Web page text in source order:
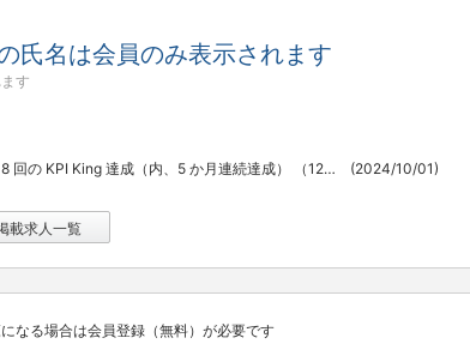
氏名は会員のみ表示されます
す
【社内表彰等】 ・年 8 回の KPI King 達成（内、5 か月連続達成） （120 名のコンサルタント中 1 名のみ達成 2023 年） ・日本法人社長との褒賞ランチ ・2024 年 経営陣と成績上位 のコンサルタントで行く 某アジアへの 褒賞旅行 (2024/10/01)
載求人一覧
なる場合は会員登録（無料）が必要です